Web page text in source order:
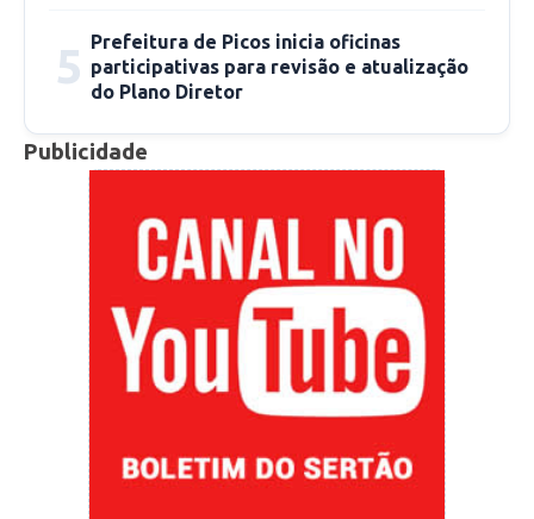
5 Prefeitura de Picos inicia oficinas
participativas para revisão e atualização
do Plano Diretor
Publicidade